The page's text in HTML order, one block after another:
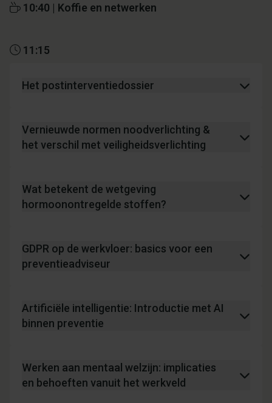
10:40 | Koffie en netwerken
11:15
Het postinterventiedossier
Vernieuwde normen noodverlichting &
het verschil met veiligheidsverlichting
Wat betekent de wetgeving
hormoonontregelde stoffen?
GDPR op de werkvloer: basics voor een
preventieadviseur
Artificiële intelligentie: Introductie met AI
binnen preventie
Werken aan mentaal welzijn: implicaties
en behoeften vanuit het werkveld